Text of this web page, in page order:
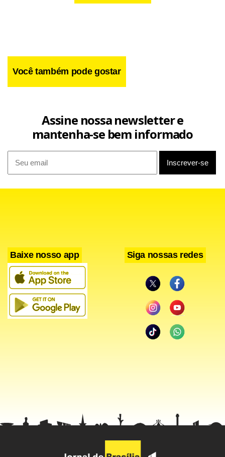
Facebook
WhatsApp
LinkedIn
Twitter
X Telegram
Share
Você também pode gostar
Assine nossa newsletter e
mantenha-se bem informado
Baixe nosso app Siga nossas redes